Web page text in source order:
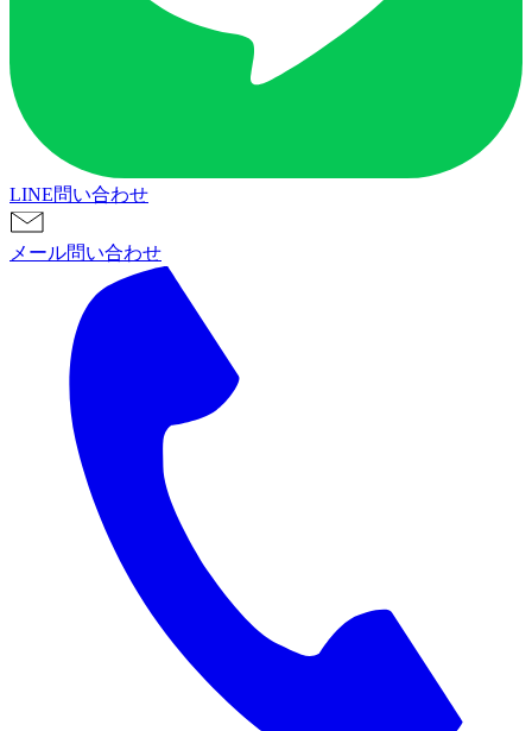
LINE問い合わせ
メール問い合わせ